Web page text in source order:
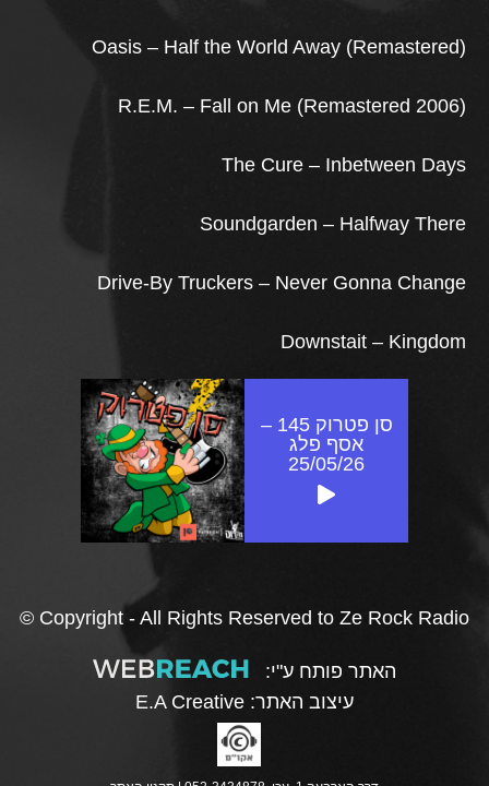
Oasis – Half the World Away (Remastered)
R.E.M. – Fall on Me (Remastered 2006)
The Cure – Inbetween Days
Soundgarden – Halfway There
Drive-By Truckers – Never Gonna Change
Downstait – Kingdom
סן פטרוק 145 –
אסף פלג
25/05/26
© Copyright - All Rights Reserved to Ze Rock Radio
האתר פותח ע"י:
עיצוב האתר: E.A Creative